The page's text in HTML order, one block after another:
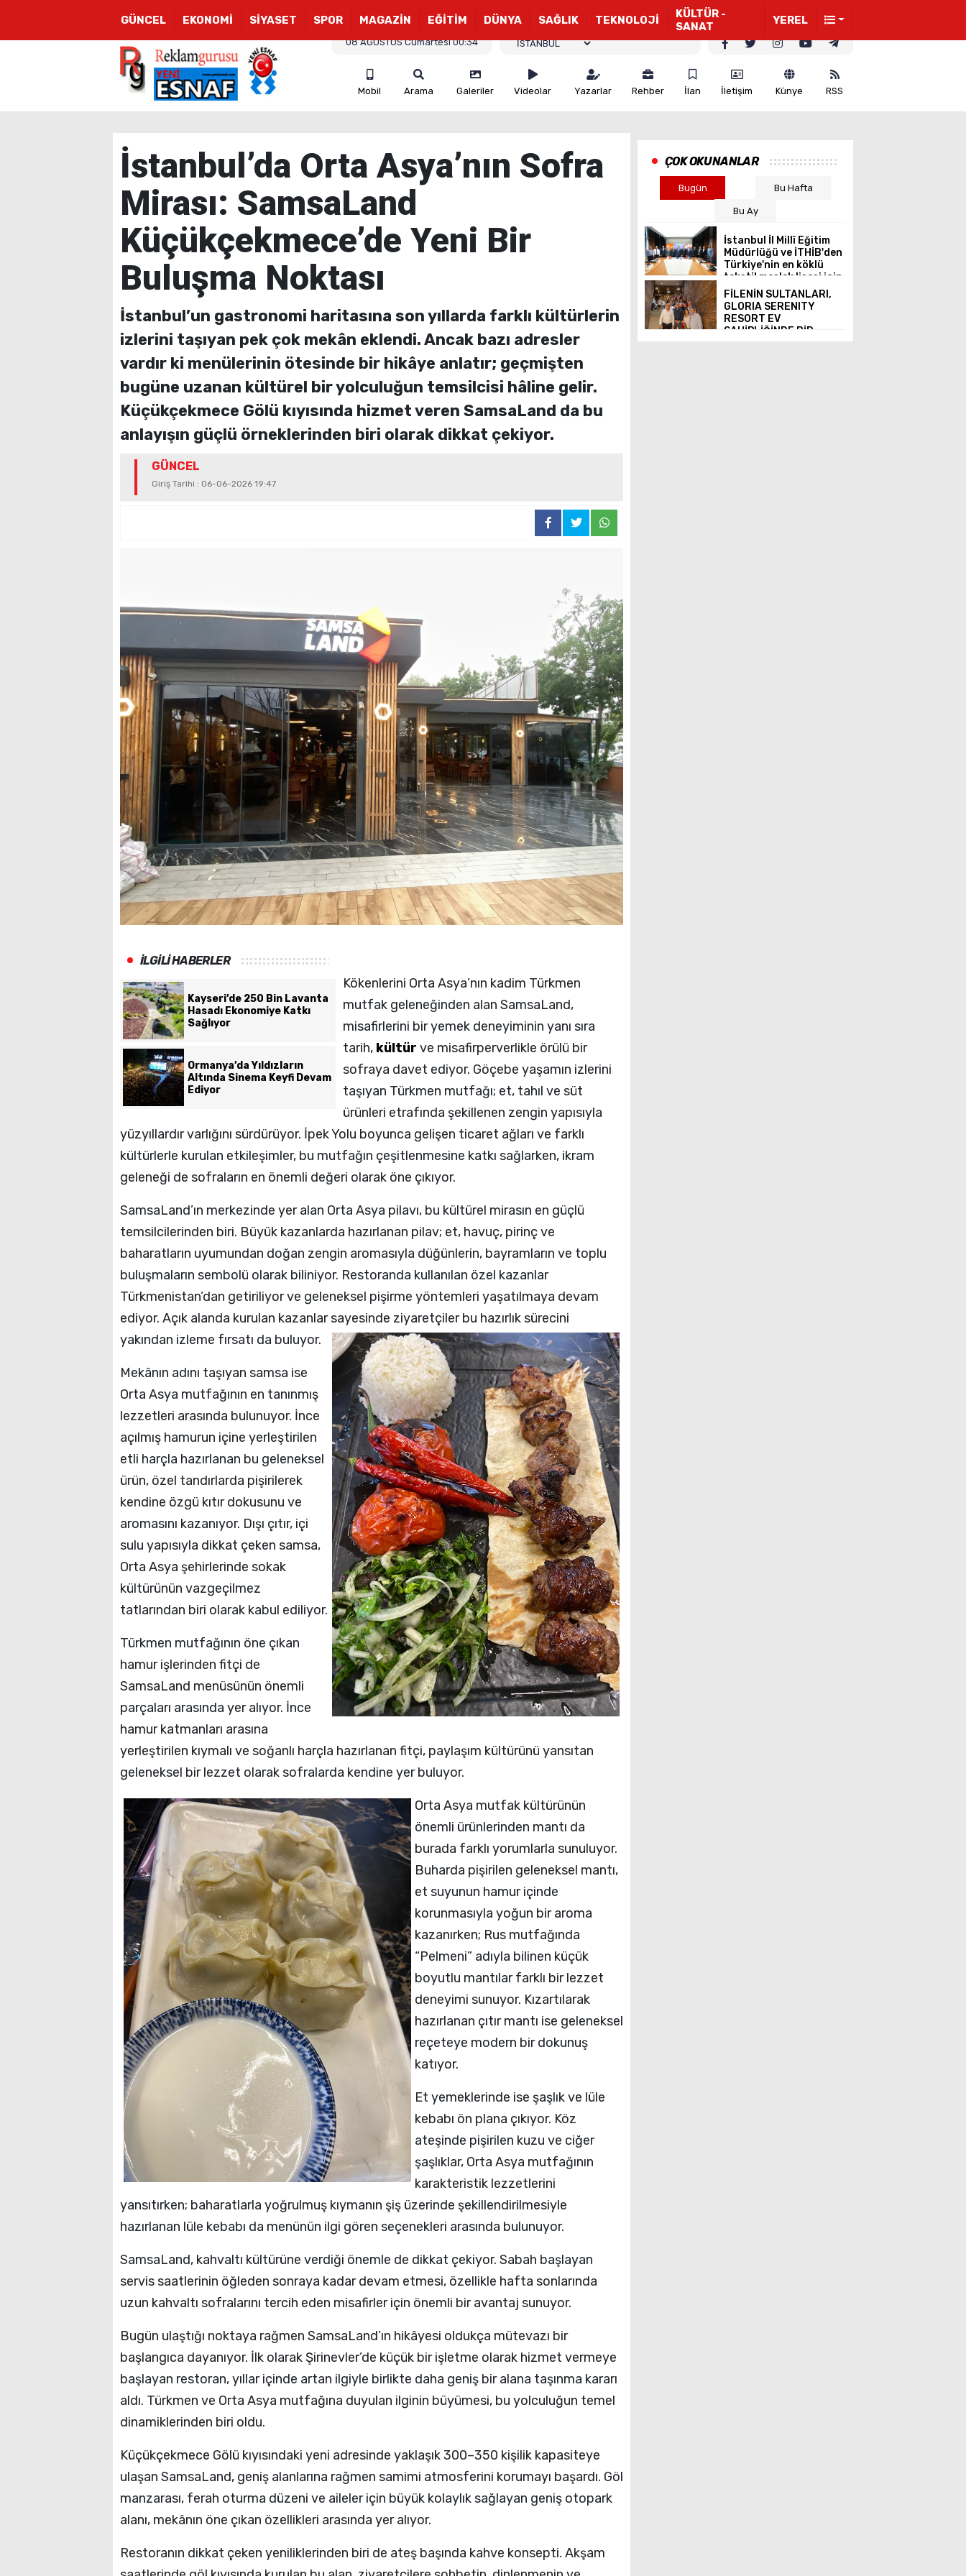
GÜNCEL EKONOMİ SİYASET SPOR MAGAZİN EĞİTİM DÜNYA SAĞLIK TEKNOLOJİ
KÜLTÜR -
SANAT
YEREL
08 AĞUSTOS Cumartesi 00:34
Mobil Arama Galeriler Videolar Yazarlar Rehber İlan İletişim Künye RSS
İstanbul’da Orta Asya’nın Sofra
Mirası: SamsaLand
Küçükçekmece’de Yeni Bir
Buluşma Noktası
İstanbul’un gastronomi haritasına son yıllarda farklı kültürlerin
izlerini taşıyan pek çok mekân eklendi. Ancak bazı adresler
vardır ki menülerinin ötesinde bir hikâye anlatır; geçmişten
bugüne uzanan kültürel bir yolculuğun temsilcisi hâline gelir.
Küçükçekmece Gölü kıyısında hizmet veren SamsaLand da bu
anlayışın güçlü örneklerinden biri olarak dikkat çekiyor.
GÜNCEL
Giriş Tarihi : 06-06-2026 19:47
İLGİLİ HABERLER
Kayseri’de 250 Bin Lavanta
Hasadı Ekonomiye Katkı
Sağlıyor
Ormanya’da Yıldızların
Altında Sinema Keyfi Devam
Ediyor
Kökenlerini Orta Asya’nın kadim Türkmen
mutfak geleneğinden alan SamsaLand,
misafirlerini bir yemek deneyiminin yanı sıra
tarih, kültür ve misafirperverlikle örülü bir
sofraya davet ediyor. Göçebe yaşamın izlerini
taşıyan Türkmen mutfağı; et, tahıl ve süt
ürünleri etrafında şekillenen zengin yapısıyla
yüzyıllardır varlığını sürdürüyor. İpek Yolu boyunca gelişen ticaret ağları ve farklı
kültürlerle kurulan etkileşimler, bu mutfağın çeşitlenmesine katkı sağlarken, ikram
geleneği de sofraların en önemli değeri olarak öne çıkıyor.
SamsaLand’ın merkezinde yer alan Orta Asya pilavı, bu kültürel mirasın en güçlü
temsilcilerinden biri. Büyük kazanlarda hazırlanan pilav; et, havuç, pirinç ve
baharatların uyumundan doğan zengin aromasıyla düğünlerin, bayramların ve toplu
buluşmaların sembolü olarak biliniyor. Restoranda kullanılan özel kazanlar
Türkmenistan’dan getiriliyor ve geleneksel pişirme yöntemleri yaşatılmaya devam
ediyor. Açık alanda kurulan kazanlar sayesinde ziyaretçiler bu hazırlık sürecini
yakından izleme fırsatı da buluyor.
Mekânın adını taşıyan samsa ise
Orta Asya mutfağının en tanınmış
lezzetleri arasında bulunuyor. İnce
açılmış hamurun içine yerleştirilen
etli harçla hazırlanan bu geleneksel
ürün, özel tandırlarda pişirilerek
kendine özgü kıtır dokusunu ve
aromasını kazanıyor. Dışı çıtır, içi
sulu yapısıyla dikkat çeken samsa,
Orta Asya şehirlerinde sokak
kültürünün vazgeçilmez
tatlarından biri olarak kabul ediliyor.
Türkmen mutfağının öne çıkan
hamur işlerinden fitçi de
SamsaLand menüsünün önemli
parçaları arasında yer alıyor. İnce
hamur katmanları arasına
yerleştirilen kıymalı ve soğanlı harçla hazırlanan fitçi, paylaşım kültürünü yansıtan
geleneksel bir lezzet olarak sofralarda kendine yer buluyor.
Orta Asya mutfak kültürünün
önemli ürünlerinden mantı da
burada farklı yorumlarla sunuluyor.
Buharda pişirilen geleneksel mantı,
et suyunun hamur içinde
korunmasıyla yoğun bir aroma
kazanırken; Rus mutfağında
“Pelmeni” adıyla bilinen küçük
boyutlu mantılar farklı bir lezzet
deneyimi sunuyor. Kızartılarak
hazırlanan çıtır mantı ise geleneksel
reçeteye modern bir dokunuş
katıyor.
Et yemeklerinde ise şaşlık ve lüle
kebabı ön plana çıkıyor. Köz
ateşinde pişirilen kuzu ve ciğer
şaşlıklar, Orta Asya mutfağının
karakteristik lezzetlerini
yansıtırken; baharatlarla yoğrulmuş kıymanın şiş üzerinde şekillendirilmesiyle
hazırlanan lüle kebabı da menünün ilgi gören seçenekleri arasında bulunuyor.
SamsaLand, kahvaltı kültürüne verdiği önemle de dikkat çekiyor. Sabah başlayan
servis saatlerinin öğleden sonraya kadar devam etmesi, özellikle hafta sonlarında
uzun kahvaltı sofralarını tercih eden misafirler için önemli bir avantaj sunuyor.
Bugün ulaştığı noktaya rağmen SamsaLand’ın hikâyesi oldukça mütevazı bir
başlangıca dayanıyor. İlk olarak Şirinevler’de küçük bir işletme olarak hizmet vermeye
başlayan restoran, yıllar içinde artan ilgiyle birlikte daha geniş bir alana taşınma kararı
aldı. Türkmen ve Orta Asya mutfağına duyulan ilginin büyümesi, bu yolculuğun temel
dinamiklerinden biri oldu.
Küçükçekmece Gölü kıyısındaki yeni adresinde yaklaşık 300–350 kişilik kapasiteye
ulaşan SamsaLand, geniş alanlarına rağmen samimi atmosferini korumayı başardı. Göl
manzarası, ferah oturma düzeni ve aileler için büyük kolaylık sağlayan geniş otopark
alanı, mekânın öne çıkan özellikleri arasında yer alıyor.
Restoranın dikkat çeken yeniliklerinden biri de ateş başında kahve konsepti. Akşam
ÇOK OKUNANLAR
Bugün Bu Hafta
Bu Ay
İstanbul İl Millî Eğitim
Müdürlüğü ve İTHİB'den
Türkiye'nin en köklü
tekstil meslek lisesi için
ortak vizyon
FİLENİN SULTANLARI,
GLORIA SERENITY
RESORT EV
SAHİPLİĞİNDE BİR